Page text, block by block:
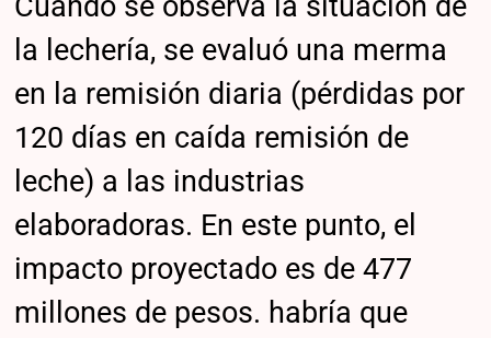
la lechería, se evaluó una merma
en la remisión diaria (pérdidas por
120 días en caída remisión de
leche) a las industrias
elaboradoras. En este punto, el
impacto proyectado es de 477
millones de pesos. habría que